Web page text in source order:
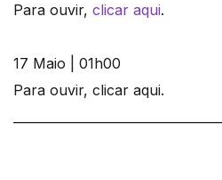
Para ouvir, clicar aqui.
17 Maio | 01h00
Para ouvir, clicar aqui.